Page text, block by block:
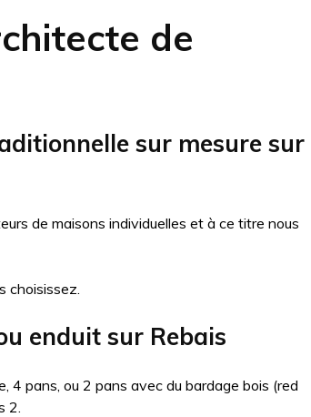
de
sur mesure sur
de maisons individuelles et à ce titre nous
choisissez.
enduit sur Rebais
pans, ou 2 pans avec du bardage bois (red
2.